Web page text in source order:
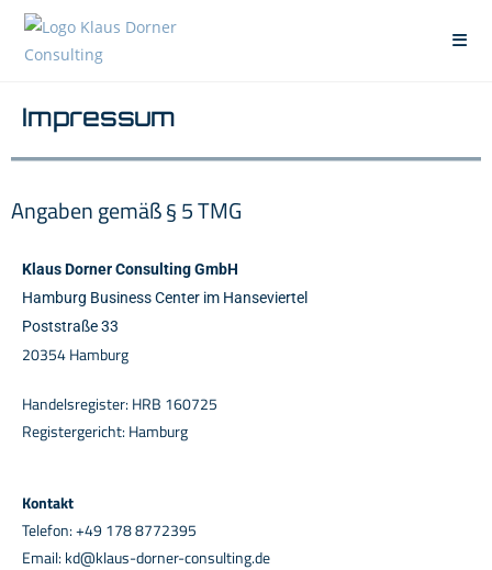
Impressum
Angaben gemäß § 5 TMG
Klaus Dorner Consulting GmbH
Hamburg Business Center im Hanseviertel
Poststraße 33
20354 Hamburg
Handelsregister: HRB 160725
Registergericht: Hamburg
Kontakt
Telefon: +49 178 8772395
Email: kd@klaus-dorner-consulting.de